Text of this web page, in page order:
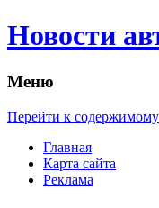
Новости
Меню
Перейти к содержимому
Главная
Карта сайта
Реклама